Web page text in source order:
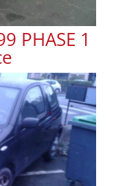
PHASE 1